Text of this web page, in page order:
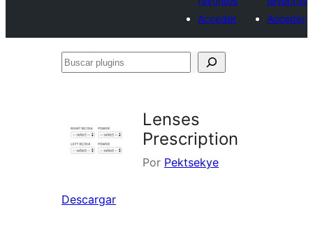
Acceder
Acceder
Buscar
Lenses
Prescription
Por Pektsekye
Descargar